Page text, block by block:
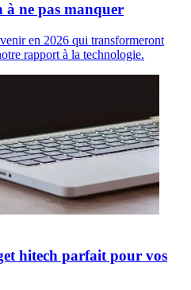
à ne pas manquer
en 2026 qui transformeront
rapport à la technologie.
hitech parfait pour vos